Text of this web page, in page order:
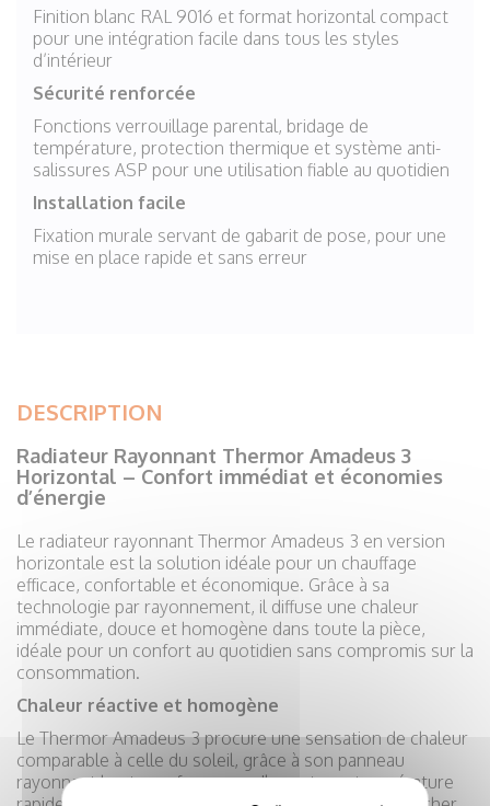
Finition blanc RAL 9016 et format horizontal compact
pour une intégration facile dans tous les styles
d’intérieur
Sécurité renforcée
Fonctions verrouillage parental, bridage de
température, protection thermique et système anti-
salissures ASP pour une utilisation fiable au quotidien
Installation facile
Fixation murale servant de gabarit de pose, pour une
mise en place rapide et sans erreur
DESCRIPTION
Radiateur Rayonnant Thermor Amadeus 3
Horizontal – Confort immédiat et économies
d’énergie
Le radiateur rayonnant Thermor Amadeus 3 en version
horizontale est la solution idéale pour un chauffage
efficace, confortable et économique. Grâce à sa
technologie par rayonnement, il diffuse une chaleur
immédiate, douce et homogène dans toute la pièce,
idéale pour un confort au quotidien sans compromis sur la
consommation.
Chaleur réactive et homogène
Le Thermor Amadeus 3 procure une sensation de chaleur
comparable à celle du soleil, grâce à son panneau
rayonnant haute performance. Il monte en température